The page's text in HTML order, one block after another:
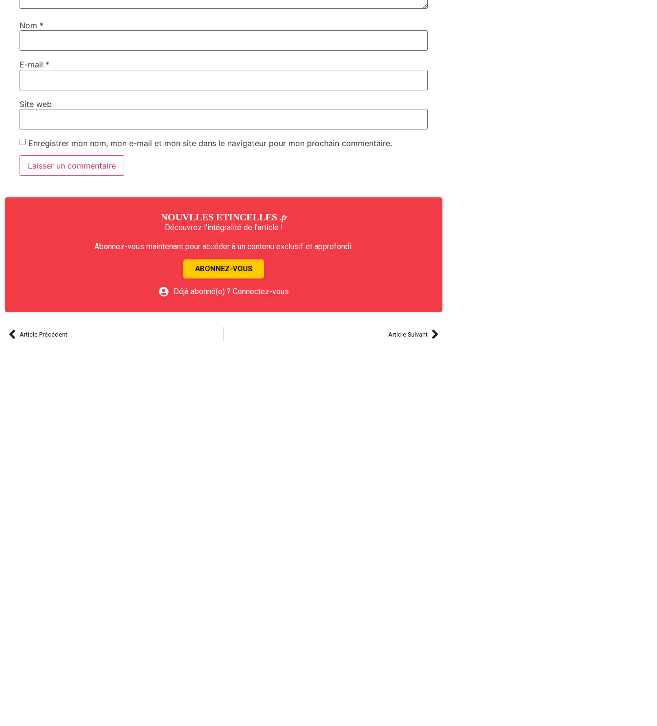
Nom *
E-mail *
Site web
Enregistrer mon nom, mon e-mail et mon site dans le navigateur pour mon prochain commentaire.
NOUVLLES ETINCELLES .fr
Découvrez l’intégralité de l’article !
Abonnez-vous maintenant pour accéder à un contenu exclusif et approfondi.
ABONNEZ-VOUS
Déjà abonné(e) ? Connectez-vous
Article Précédent Article Suivant